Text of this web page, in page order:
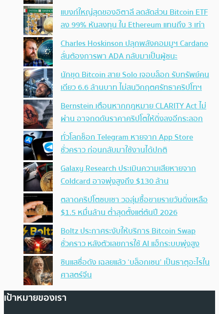
แบงก์ใหญ่สุดของอิตาลี ลดสัดส่วน Bitcoin ETF
ลง 99% หันลงทุน ใน Ethereum แทนถึง 3 เท่า
Charles Hoskinson ปลุกพลังคอมมูฯ Cardano
ลั่นต้องการพา ADA กลับมาเป็นผู้ชนะ
นักขุด Bitcoin สาย Solo เจอบล็อก รับทรัพย์คน
เดียว 6.6 ล้านบาท ไม่สนวิกฤตศรัทธาคริปโทฯ
Bernstein เตือนหากกฎหมาย CLARITY Act ไม่
ผ่าน อาจกดดันราคาคริปโตให้ดิ่งลงอีกระลอก
ทั่วโลกช็อก Telegram หายจาก App Store
ชั่วคราว ก่อนกลับมาใช้งานได้ปกติ
Galaxy Research ประเมินความเสียหายจาก
Coldcard อาจพุ่งสูงถึง $130 ล้าน
ตลาดคริปโตซบเซา วอลุ่มซื้อขายรายวันดิ่งเหลือ
$1.5 หมื่นล้าน ต่ำสุดตั้งแต่ต้นปี 2026
Boltz ประกาศระงับให้บริการ Bitcoin Swap
ชั่วคราว หลังตัวเลขการใช้ AI แฮ็กระบบพุ่งสูง
ซินแสชื่อดัง เฉลยแล้ว ‘บล็อกเชน’ เป็นธาตุอะไรใน
ศาสตร์จีน
เป้าหมายของเรา